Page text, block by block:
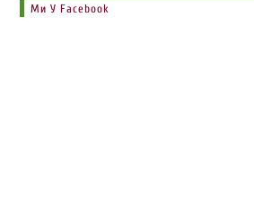
Ми У Facebook